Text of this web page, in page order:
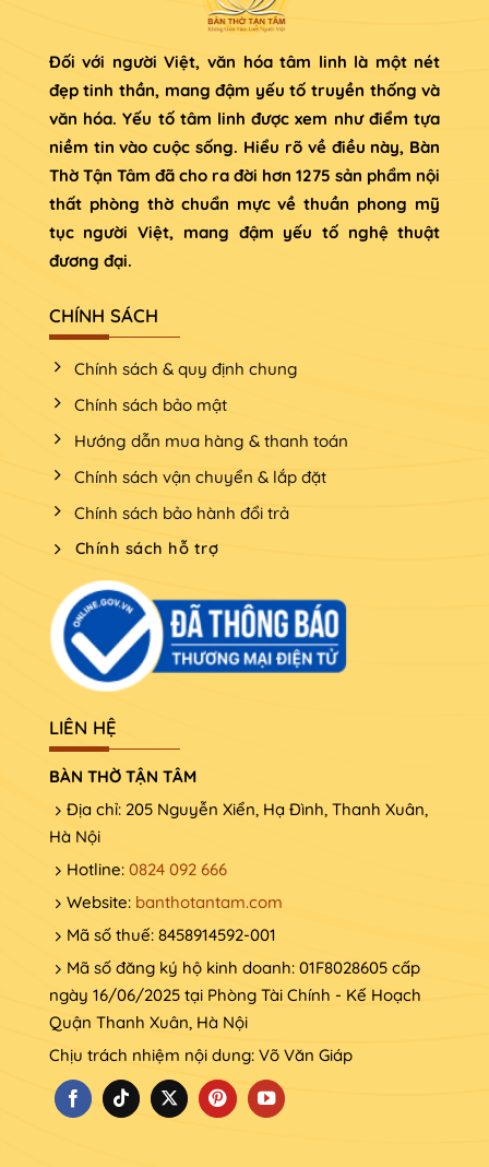
Những dòng men phổ biến được dùng làm
đồ thờ Bát Tràng hiện nay
Hiện nay có rất nhiều loại đồ thờ Bát Tràng được
phân loại theo từng dòng men khác nhau. Đối với
từng loại men không chỉ có sự khác biệt về màu sắc,
độ sáng bóng mà còn khác nhau về cách chế tác
độc đáo.
Men lam
Men lam là loại men mới của làng gốm Bát Tràng, là
đậm hoặc nhạt. Có độ bóng cao và chịu nhiệt tốt. Đồ
hiện đại và sáng tạo như hoa quả, cây cỏ, con vật,
phong cảnh…
Men rạn
Đây là loại men truyền thống của làng gốm Bát
Tràng, nó được tạo ra trong nhiệt độ cao và có
những vết nứt li ti độc đáo trên bề mặt. Loại men
này thường có màu xanh nhạt hoặc trắng ngà tinh
tế, có hình dáng đơn giản, họa tiết trang trí thường
là những hoa văn truyền thống như hoa mai, hoa
sen, hoa lan, long ly, rồng phụng…
Đối với người Việt, văn hóa tâm linh là một nét
đẹp tinh thần, mang đậm yếu tố truyền thống và
văn hóa. Yếu tố tâm linh được xem như điểm tựa
niềm tin vào cuộc sống. Hiểu rõ về điều này, Bàn
Thờ Tận Tâm đã cho ra đời hơn 1275 sản phẩm nội
thất phòng thờ chuẩn mực về thuần phong mỹ
tục người Việt, mang đậm yếu tố nghệ thuật
đương đại.
CHÍNH SÁCH
Chính sách & quy định chung
Chính sách bảo mật
Hướng dẫn mua hàng & thanh toán
Chính sách vận chuyển & lắp đặt
Chính sách bảo hành đổi trả
Chính sách hỗ trợ
LIÊN HỆ
BÀN THỜ TẬN TÂM
Địa chỉ: 205 Nguyễn Xiển, Hạ Đình, Thanh Xuân,
Hà Nội
Hotline: 0824 092 666
Website: banthotantam.com
Mã số thuế: 8458914592-001
Mã số đăng ký hộ kinh doanh: 01F8028605 cấp
ngày 16/06/2025 tại Phòng Tài Chính - Kế Hoạch
Quận Thanh Xuân, Hà Nội
Chịu trách nhiệm nội dung: Võ Văn Giáp